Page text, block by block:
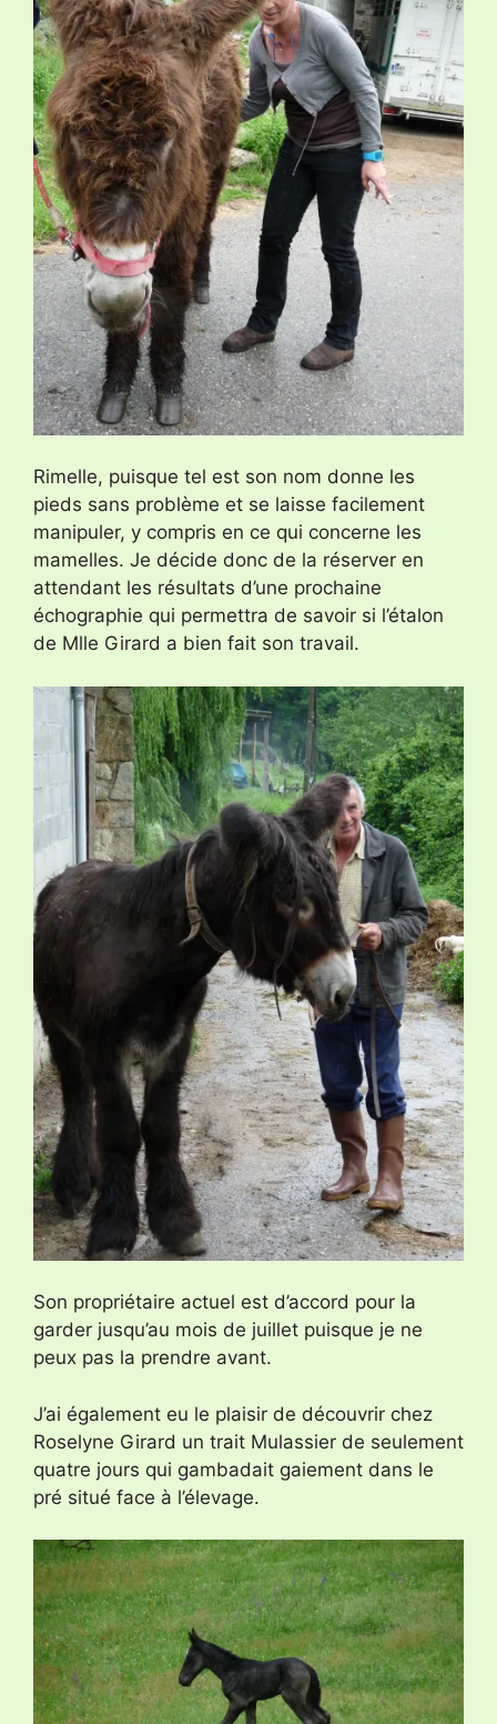
Rimelle, puisque tel est son nom donne les
pieds sans problème et se laisse facilement
manipuler, y compris en ce qui concerne les
mamelles. Je décide donc de la réserver en
attendant les résultats d’une prochaine
échographie qui permettra de savoir si l’étalon
de Mlle Girard a bien fait son travail.
Son propriétaire actuel est d’accord pour la
garder jusqu’au mois de juillet puisque je ne
peux pas la prendre avant.
J’ai également eu le plaisir de découvrir chez
Roselyne Girard un trait Mulassier de seulement
quatre jours qui gambadait gaiement dans le
pré situé face à l’élevage.